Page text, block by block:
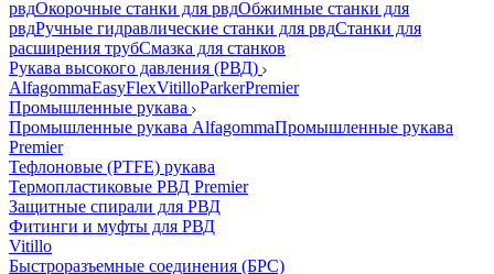
рвдОкорочные станки для рвдОбжимные станки для
рвдРучные гидравлические станки для рвдСтанки для
расширения трубСмазка для станков
Рукава высокого давления (РВД)
AlfagommaEasyFlexVitilloParkerPremier
Промышленные рукава
Промышленные рукава AlfagommaПромышленные рукава
Premier
Тефлоновые (PTFE) рукава
Термопластиковые РВД Premier
Защитные спирали для РВД
Фитинги и муфты для РВД
Vitillo
Быстроразъемные соединения (БРС)